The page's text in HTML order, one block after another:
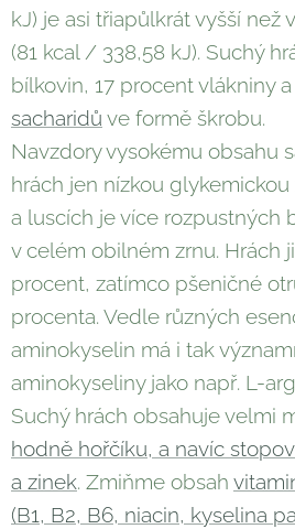
kJ) je asi třiapůlkrát vyšší než
(81 kcal / 338,58 kJ). Suchý
bílkovin, 17 procent vlákniny a
sacharidů ve formě škrobu.
Navzdory vysokému obsahu
hrách jen nízkou glykemickou
a luscích je více rozpustných
v celém obilném zrnu. Hrách
procent, zatímco pšeničné
procenta. Vedle různých
aminokyselin má i tak
aminokyseliny jako např. L-
Suchý hrách obsahuje velmi
hodně hořčíku, a navíc
a zinek. Zmiňme obsah
(B1, B2, B6, niacin, kyselina